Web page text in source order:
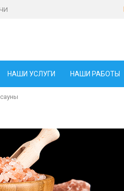
НАШИ УСЛУГИ НАШИ РАБОТЫ